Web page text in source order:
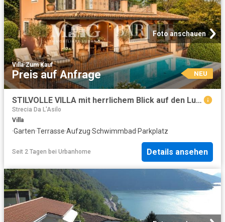
Foto anschauen
Villa·Zum Kauf
Preis auf Anfrage NEU
STILVOLLE VILLA mit herrlichem Blick auf den Luganer See
Strecia Da L'Asilo
Villa
·Garten·Terrasse·Aufzug·Schwimmbad·Parkplatz
Seit 2 Tagen bei Urbanhome Details ansehen